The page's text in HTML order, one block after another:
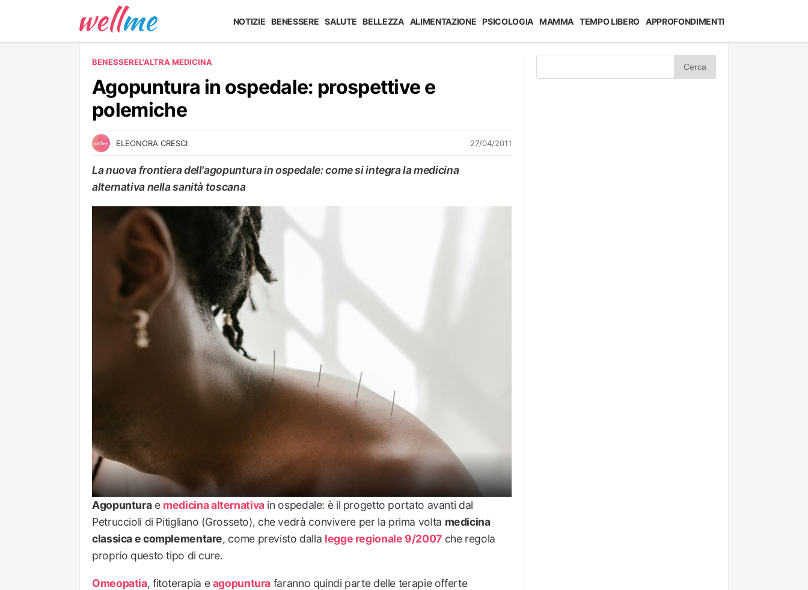
NOTIZIE BENESSERE SALUTE BELLEZZA ALIMENTAZIONE PSICOLOGIA MAMMA TEMPO LIBERO APPROFONDIMENTI
BENESSEREL'ALTRA MEDICINA
Agopuntura in ospedale: prospettive e
polemiche
ELEONORA CRESCI 27/04/2011
La nuova frontiera dell'agopuntura in ospedale: come si integra la medicina
alternativa nella sanità toscana
L'ALTRA MEDICINA
Agopunturae medicina alternativain ospedale: è il progetto portato avanti dal
Petruccioli di Pitigliano (Grosseto), che vedrà convivere per la prima volta medicina
classica e complementare, come previsto dalla legge regionale 9/2007che regola
proprio questo tipo di cure.
Omeopatia, fitoterapia eagopuntura faranno quindi parte delle terapie offerte